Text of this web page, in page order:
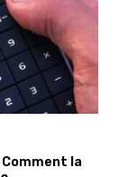
la